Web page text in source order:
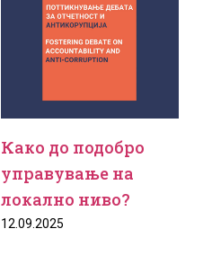
Како до подобро
управување на
локално ниво?
12.09.2025